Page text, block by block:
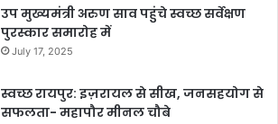
उप मुख्यमंत्री अरुण साव पहुंचे स्वच्छ सर्वेक्षण
पुरस्कार समारोह में
July 17, 2025
स्वच्छ रायपुर: इज़रायल से सीख, जनसहयोग से
सफलता- महापौर मीनल चौबे